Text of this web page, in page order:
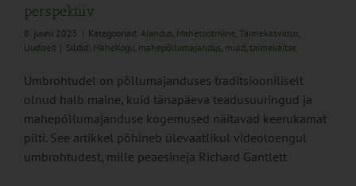
perspektiiv
8. juuni 2025 | Kategooriad: Aiandus, Mahetootmine, Taimekasvatus,
Uudised | Sildid: MaheKogu, mahepõllumajandus, muld, taimekaitse
Umbrohtudel on põllumajanduses traditsiooniliselt
olnud halb maine, kuid tänapäeva teadusuuringud ja
mahepõllumajanduse kogemused näitavad keerukamat
pilti. See artikkel põhineb ülevaatlikul videoloengul
umbrohtudest, mille peaesineja Richard Gantlett